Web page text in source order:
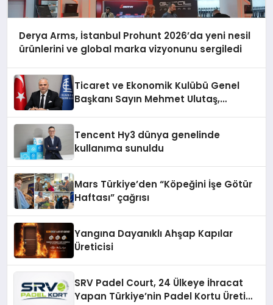
Derya Arms, İstanbul Prohunt 2026’da yeni nesil
ürünlerini ve global marka vizyonunu sergiledi
Ticaret ve Ekonomik Kulübü Genel
Başkanı Sayın Mehmet Ulutaş,
Tencent Hy3 dünya genelinde
kullanıma sunuldu
Mars Türkiye’den “Köpeğini İşe Götür
Haftası” çağrısı
Yangına Dayanıklı Ahşap Kapılar
Üreticisi
SRV Padel Court, 24 Ülkeye İhracat
Yapan Türkiye’nin Padel Kortu Üretim